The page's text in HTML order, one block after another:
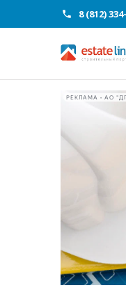
8 (812)
РЕКЛАМА • АО